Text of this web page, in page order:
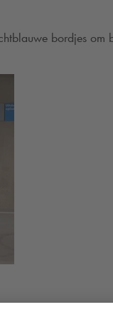
bordjes om
bij